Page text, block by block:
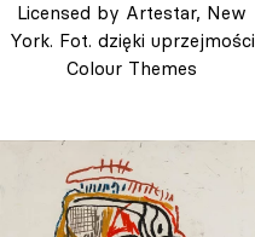
Licensed by Artestar, New
York. Fot. dzięki uprzejmości
Colour Themes